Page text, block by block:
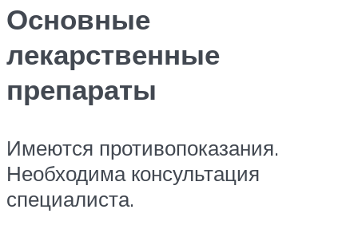
Основные
лекарственные
препараты
Имеются противопоказания.
Необходима консультация
специалиста.